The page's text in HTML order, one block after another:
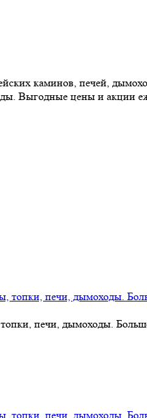
каминов, печей,
Выгодные цены и акции
печи, дымоходы.